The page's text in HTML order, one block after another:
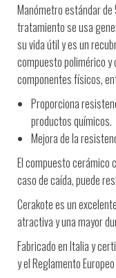
Manómetro estándar
tratamiento se usa
su vida útil y es un
compuesto polimérico y
componentes físicos,
Proporciona
productos químicos.
Mejora de la
El compuesto cerámico
caso de caída, puede
Cerakote es un
atractiva y una mayor
Fabricado en Italia y
y el Reglamento